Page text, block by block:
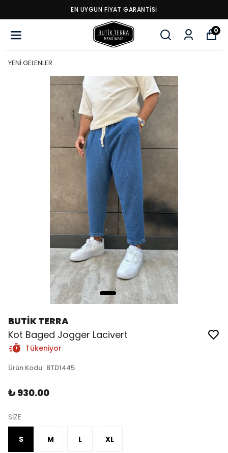
EN UYGUN FİYAT GARANTİSİ
0
YENİ GELENLER
BUTİK TERRA
Kot Baged Jogger Lacivert
Tükeniyor
Ürün Kodu: BTD1445
₺ 930.00
SİZE
S M L XL